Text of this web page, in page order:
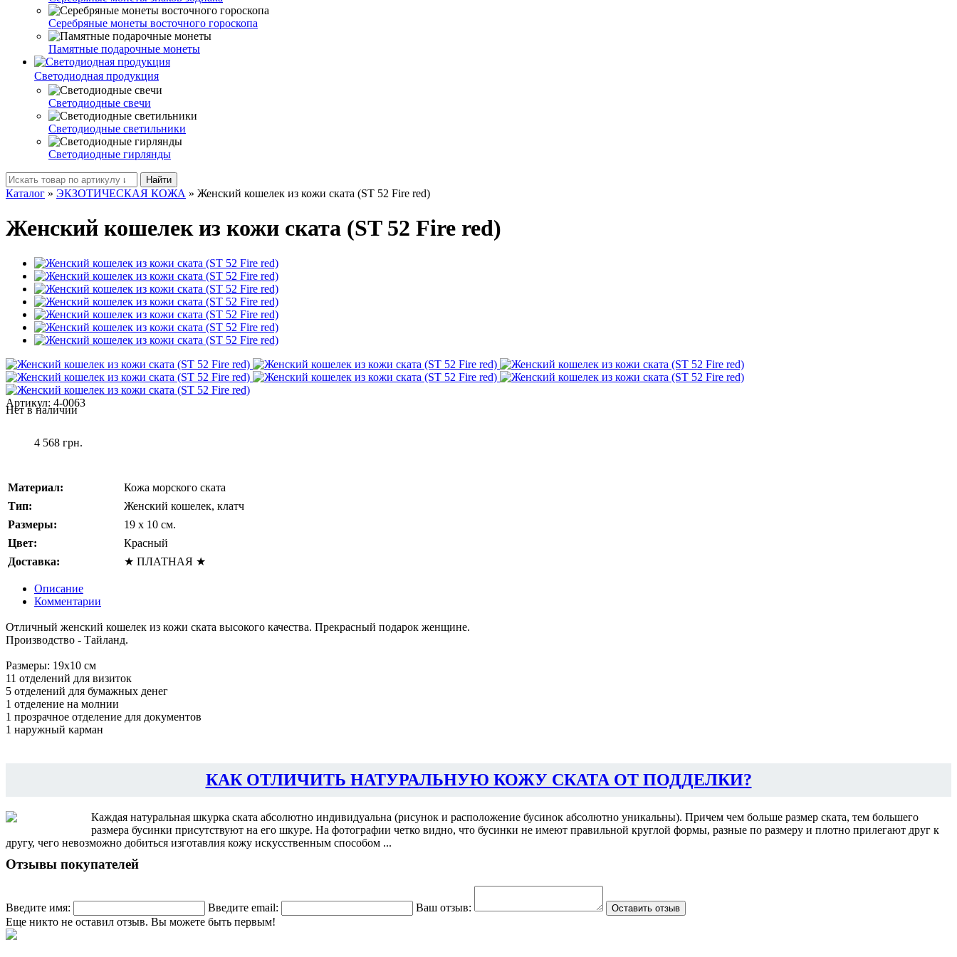
Серебряные монеты восточного гороскопа
Памятные подарочные монеты
Светодиодная продукция
Светодиодные свечи
Светодиодные светильники
Светодиодные гирлянды
Найти
Каталог » ЭКЗОТИЧЕСКАЯ КОЖА » Женский кошелек из кожи ската (ST 52 Fire red)
Женский кошелек из кожи ската (ST 52 Fire red)
Артикул: 4-0063
Нет в наличии
4 568 грн.
Материал:
Кожа морского ската
Тип:
Женский кошелек, клатч
Размеры:
19 x 10 см.
Цвет:
Красный
Доставка:
★ ПЛАТНАЯ ★
Описание
Комментарии
Отличный женский кошелек из кожи ската высокого качества. Прекрасный подарок женщине.
Производство - Тайланд.
Размеры: 19x10 см
11 отделений для визиток
5 отделений для бумажных денег
1 отделение на молнии
1 прозрачное отделение для документов
1 наружный карман
КАК ОТЛИЧИТЬ НАТУРАЛЬНУЮ КОЖУ СКАТА ОТ ПОДДЕЛКИ?
Каждая натуральная шкурка ската абсолютно индивидуальна (рисунок и расположение бусинок абсолютно уникальны). Причем чем больше размер ската, тем большего
размера бусинки присутствуют на его шкуре. На фотографии четко видно, что бусинки не имеют правильной круглой формы, разные по размеру и плотно прилегают друг к
другу, чего невозможно добиться изготавлия кожу искусственным способом ...
Отзывы покупателей
Введите имя: Введите email: Ваш отзыв: Оставить отзыв
Еще никто не оставил отзыв. Вы можете быть первым!